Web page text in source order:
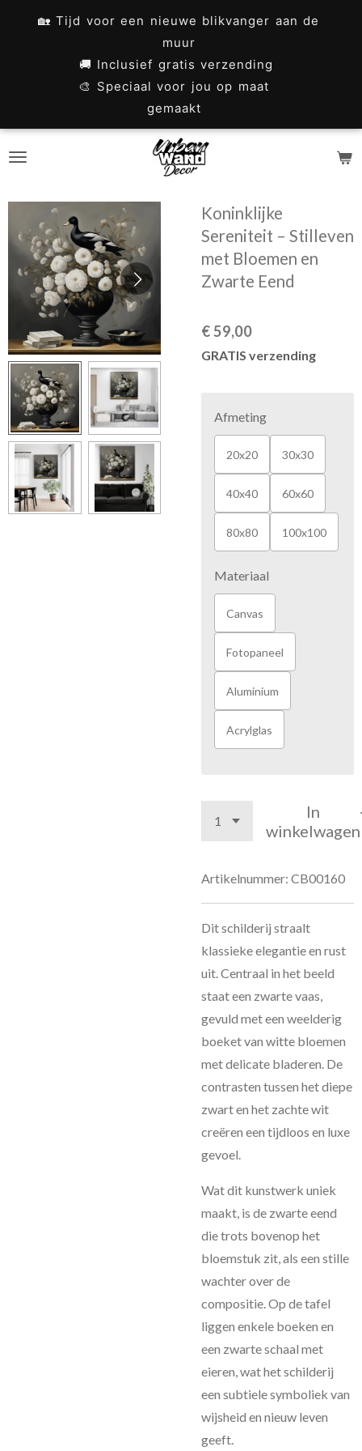
🏡 Tijd voor een nieuwe blikvanger aan de
muur
🚚 Inclusief gratis verzending
🎨 Speciaal voor jou op maat
gemaakt
Koninklijke
Sereniteit – Stilleven
met Bloemen en
Zwarte Eend
€ 59,00
GRATIS verzending
Afmeting
20x20 30x30
40x40 60x60
80x80 100x100
Materiaal
Canvas
Fotopaneel
Aluminium
Acrylglas
In
winkelwagen
Artikelnummer: CB00160
Dit schilderij straalt
klassieke elegantie en rust
uit. Centraal in het beeld
staat een zwarte vaas,
gevuld met een weelderig
boeket van witte bloemen
met delicate bladeren. De
contrasten tussen het diepe
zwart en het zachte wit
creëren een tijdloos en luxe
gevoel.
Wat dit kunstwerk uniek
maakt, is de zwarte eend
die trots bovenop het
bloemstuk zit, als een stille
wachter over de
compositie. Op de tafel
liggen enkele boeken en
een zwarte schaal met
eieren, wat het schilderij
een subtiele symboliek van
wijsheid en nieuw leven
geeft.